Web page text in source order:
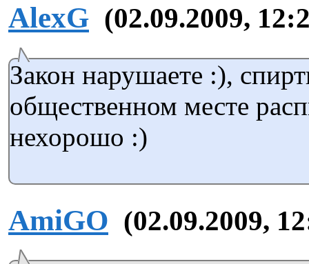
AlexG (02.09.2009,
Закон нарушаете :),
общественном месте
нехорошо :)
AmiGO (02.09.2009,